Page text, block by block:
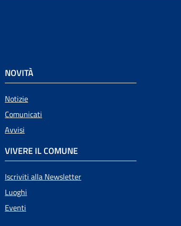
NOVITÀ
Notizie
Comunicati
Avvisi
VIVERE IL COMUNE
Iscriviti alla Newsletter
Luoghi
Eventi